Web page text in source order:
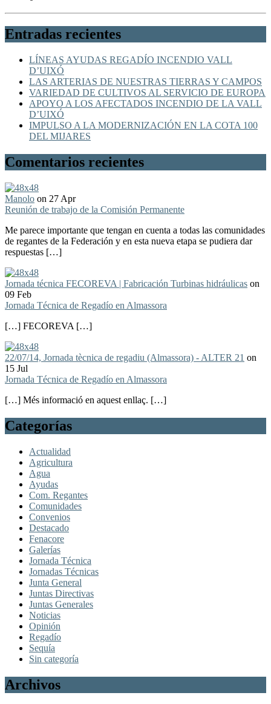
Entradas recientes
LÍNEAS AYUDAS REGADÍO INCENDIO VALL
D’UIXÓ
LAS ARTERIAS DE NUESTRAS TIERRAS Y CAMPOS
VARIEDAD DE CULTIVOS AL SERVICIO DE EUROPA
APOYO A LOS AFECTADOS INCENDIO DE LA VALL
D’UIXÓ
IMPULSO A LA MODERNIZACIÓN EN LA COTA 100
DEL MIJARES
Comentarios recientes
Manolo on 27 Apr
Reunión de trabajo de la Comisión Permanente
Me parece importante que tengan en cuenta a todas las comunidades
de regantes de la Federación y en esta nueva etapa se pudiera dar
respuestas […]
Jornada técnica FECOREVA | Fabricación Turbinas hidráulicas on
09 Feb
Jornada Técnica de Regadío en Almassora
[…] FECOREVA […]
22/07/14, Jornada tècnica de regadiu (Almassora) - ALTER 21 on
15 Jul
Jornada Técnica de Regadío en Almassora
[…] Més informació en aquest enllaç. […]
Categorías
Actualidad
Agricultura
Agua
Ayudas
Com. Regantes
Comunidades
Convenios
Destacado
Fenacore
Galerías
Jornada Técnica
Jornadas Técnicas
Junta General
Juntas Directivas
Juntas Generales
Noticias
Opinión
Regadío
Sequía
Sin categoría
Archivos